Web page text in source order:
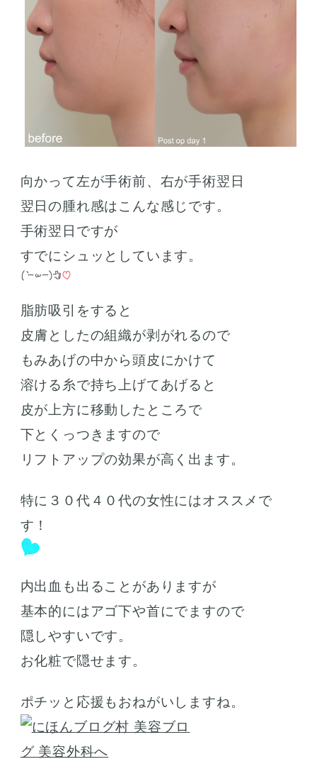
向かって左が手術前、右が手術翌日
翌日の腫れ感はこんな感じです。
手術翌日ですが
すでにシュッとしています。
脂肪吸引をすると
皮膚としたの組織が剥がれるので
もみあげの中から頭皮にかけて
溶ける糸で持ち上げてあげると
皮が上方に移動したところで
下とくっつきますので
リフトアップの効果が高く出ます。
特に３０代４０代の女性にはオススメで
す！
内出血も出ることがありますが
基本的にはアゴ下や首にでますので
隠しやすいです。
お化粧で隠せます。
ポチッと応援もおねがいしますね。